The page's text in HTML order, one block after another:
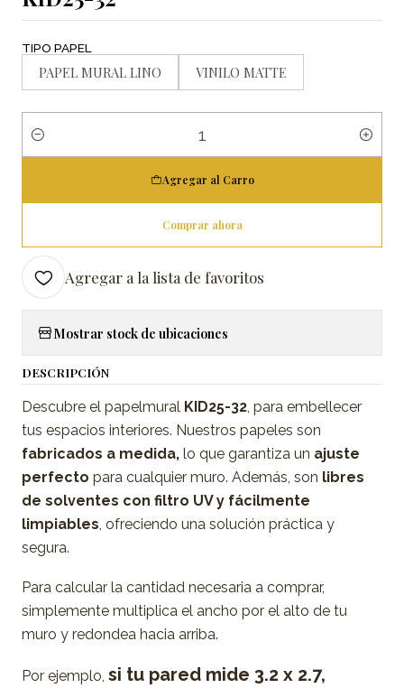
TIPO PAPEL
PAPEL MURAL LINO VINILO MATTE
Cantidad
Agregar al Carro
Comprar ahora
Agregar a la lista de favoritos
Mostrar stock de ubicaciones
DESCRIPCIÓN
Descubre el papelmural KID25-32, para embellecer
tus espacios interiores. Nuestros papeles son
fabricados a medida, lo que garantiza un ajuste
perfecto para cualquier muro. Además, son libres
de solventes con filtro UV y fácilmente
limpiables, ofreciendo una solución práctica y
segura.
Para calcular la cantidad necesaria a comprar,
simplemente multiplica el ancho por el alto de tu
muro y redondea hacia arriba.
Por ejemplo, si tu pared mide 3.2 x 2.7,